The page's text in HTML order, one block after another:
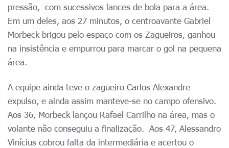
pressão, com sucessivos lances de bola para a área.
Em um deles, aos 27 minutos, o centroavante Gabriel
Morbeck brigou pelo espaço com os Zagueiros, ganhou
na insistência e empurrou para marcar o gol na pequena
área.
A equipe ainda teve o zagueiro Carlos Alexandre
expulso, e ainda assim manteve-se no campo ofensivo.
Aos 36, Morbeck lançou Rafael Carrilho na área, mas o
volante não conseguiu a finalização. Aos 47, Alessandro
Vinícius cobrou falta da intermediária e acertou o